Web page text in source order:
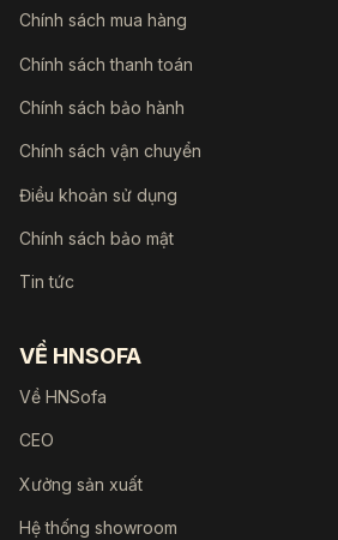
Chính sách mua hàng
Chính sách thanh toán
Chính sách bảo hành
Chính sách vận chuyển
Điều khoản sử dụng
Chính sách bảo mật
Tin tức
VỀ HNSOFA
Về HNSofa
CEO
Xưởng sản xuất
Hệ thống showroom